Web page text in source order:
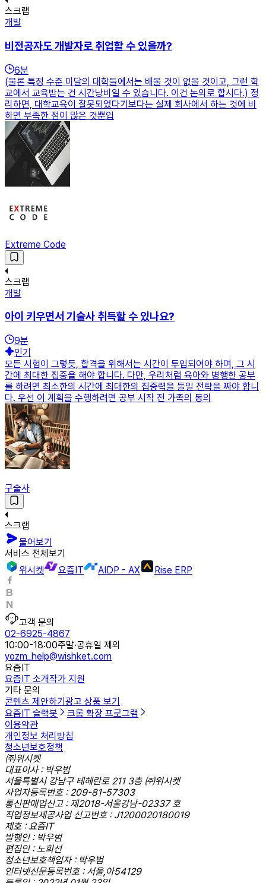
스크랩
개발
비전공자도 개발자로 취업할 수 있을까?
6분
(물론 특정 수준 미달의 대학들에서는 배울 것이 없을 것이고, 그런 학
교에서 교육받는 건 시간낭비일 수 있습니다. 이건 논외로 합시다.) 정
리하면, 대학교육이 잘못되었다기보다는 실제 회사에서 하는 것에 비
하면 부족한 점이 많은 것뿐입
Extreme Code
스크랩
개발
아이 키우면서 기술사 취득할 수 있나요?
9분
인기
모든 시험이 그렇듯, 합격을 위해서는 시간이 투입되어야 하며, 그 시
간에 최대한 집중을 해야 합니다. 다만, 우리처럼 육아와 병행한 공부
를 하려면 최소한의 시간에 최대한의 집중력을 들일 전략을 짜야 합니
다. 우선 이 계획을 수행하려면 공부 시작 전 가족의 동의
구술사
스크랩
물어보기
서비스 전체보기
위시켓
요즘IT AIDP - AX Rise ERP
고객 문의
02-6925-4867
10:00-18:00주말·공휴일 제외
yozm_help@wishket.com
요즘IT
요즘IT 소개작가 지원
기타 문의
콘텐츠 제안하기 광고 상품 보기
요즘IT 슬랙봇
크롬 확장 프로그램
이용약관
개인정보 처리방침
청소년보호정책
㈜위시켓
대표이사 : 박우범
서울특별시 강남구 테헤란로 211 3층 ㈜위시켓
사업자등록번호 : 209-81-57303
통신판매업신고 : 제2018-서울강남-02337 호
직업정보제공사업 신고번호 : J1200020180019
제호 : 요즘IT
발행인 : 박우범
편집인 : 노희선
청소년보호책임자 : 박우범
인터넷신문등록번호 : 서울,아54129